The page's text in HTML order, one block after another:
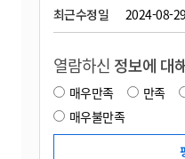
최근수정일 2024-08-29
열람하신 정보에 대
매우만족 만족
매우불만족